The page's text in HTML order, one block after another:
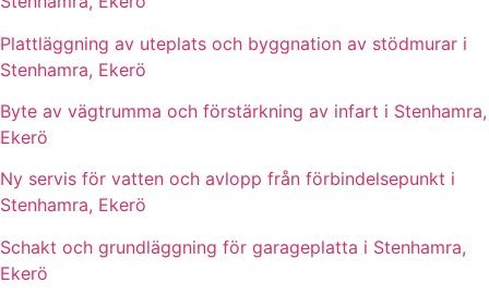
Plattläggning av uteplats och byggnation av stödmurar i
Stenhamra, Ekerö
Byte av vägtrumma och förstärkning av infart i Stenhamra,
Ekerö
Ny servis för vatten och avlopp från förbindelsepunkt i
Stenhamra, Ekerö
Schakt och grundläggning för garageplatta i Stenhamra,
Ekerö